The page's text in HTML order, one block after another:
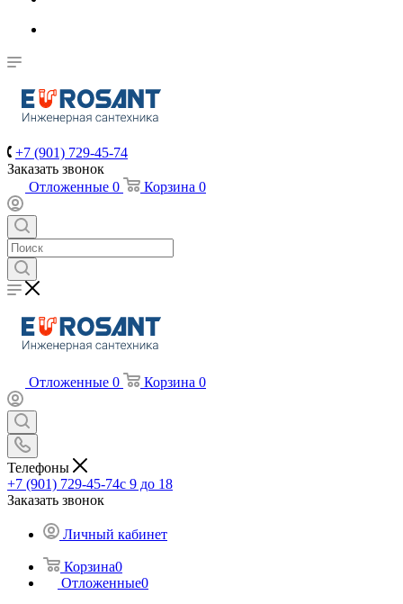
+7 (901) 729-45-74
Заказать звонок
Отложенные 0 Корзина 0
Отложенные 0 Корзина 0
Телефоны
+7 (901) 729-45-74c 9 до 18
Заказать звонок
Личный кабинет
Корзина0
Отложенные0